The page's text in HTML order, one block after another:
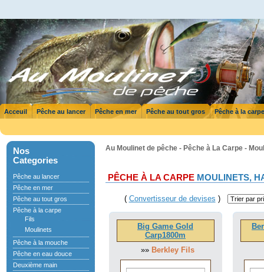
Acceuil Pêche au lancer Pêche en mer Pêche au tout gros Pêche à la carpe
Nos
Categories
Pêche au lancer
Pêche en mer
Pêche au tout gros
Pêche à la carpe
Fils
Moulinets
Pêche à la mouche
Pêche en eau douce
Deuxième main
Au Moulinet de pêche - Pêche à La Carpe -
PÊCHE À LA CARPE MOULINETS,
( Convertisseur de devises )
Big Game Gold
Carp1800m
»» Berkley Fils